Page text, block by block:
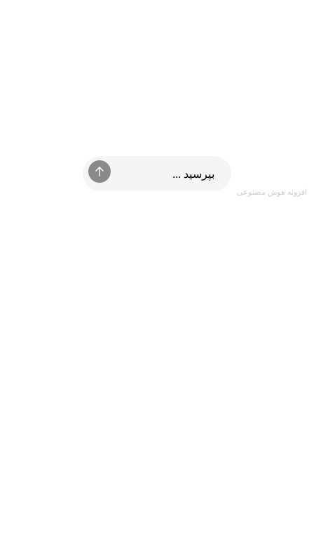
افزونه هوش مصنوعی